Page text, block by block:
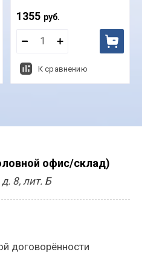
1355 руб.
К сравнению
офис/склад)
8, лит. Б
договорённости